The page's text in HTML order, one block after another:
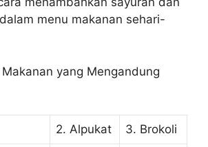
menu makanan sehari-
Makanan yang Mengandung
2. Alpukat 3. Brokoli